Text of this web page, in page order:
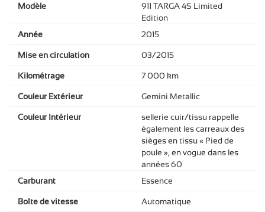
Modèle
911 TARGA 4S Limited
Edition
Année
2015
Mise en circulation 03/2015
Kilométrage 7 000 km
Couleur Extérieur Gemini Metallic
Couleur Intérieur
sellerie cuir/tissu rappelle
également les carreaux des
sièges en tissu « Pied de
poule », en vogue dans les
années 60
Carburant
Essence
Boîte de vitesse Automatique